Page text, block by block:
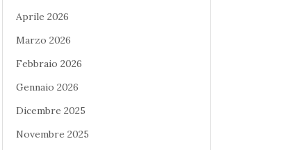
Aprile 2026
Marzo 2026
Febbraio 2026
Gennaio 2026
Dicembre 2025
Novembre 2025